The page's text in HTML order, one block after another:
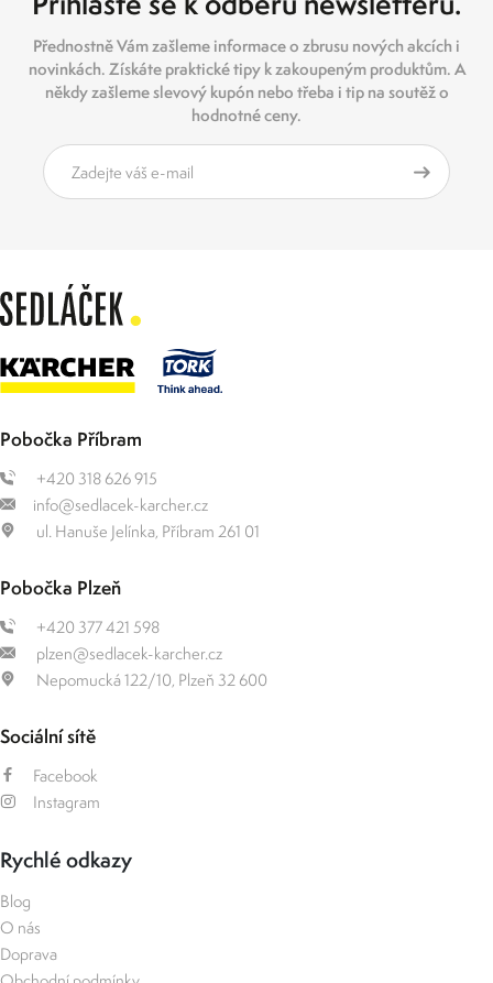
Přednostně Vám zašleme informace o zbrusu nových akcích i
novinkách. Získáte praktické tipy k zakoupeným produktům. A
někdy zašleme slevový kupón nebo třeba i tip na soutěž o
hodnotné ceny.
Pobočka Příbram
+420 318 626 915
info@sedlacek-karcher.cz
ul. Hanuše Jelínka, Příbram 261 01
Pobočka Plzeň
+420 377 421 598
plzen@sedlacek-karcher.cz
Nepomucká 122/10, Plzeň 32 600
Sociální sítě
Facebook
Instagram
Rychlé odkazy
Blog
O nás
Doprava